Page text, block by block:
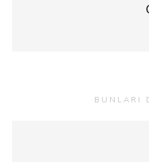
BUNLARI